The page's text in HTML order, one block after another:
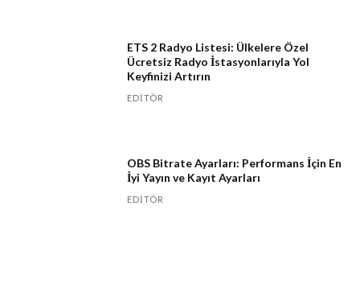
ETS 2 Radyo Listesi: Ülkelere Özel
Ücretsiz Radyo İstasyonlarıyla Yol
Keyfinizi Artırın
EDITÖR
OBS Bitrate Ayarları: Performans İçin En
İyi Yayın ve Kayıt Ayarları
EDITÖR